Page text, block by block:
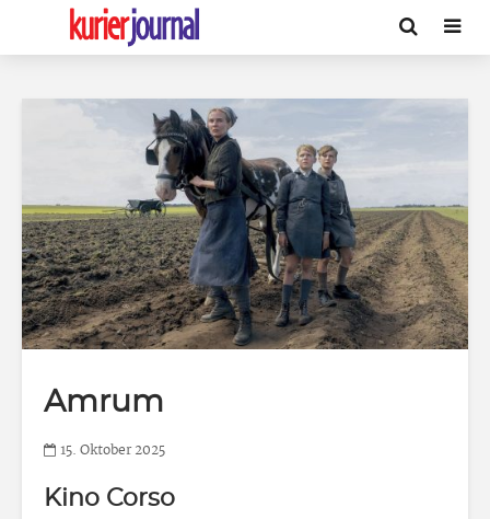
Amrum
15. Oktober 2025
Kino Corso